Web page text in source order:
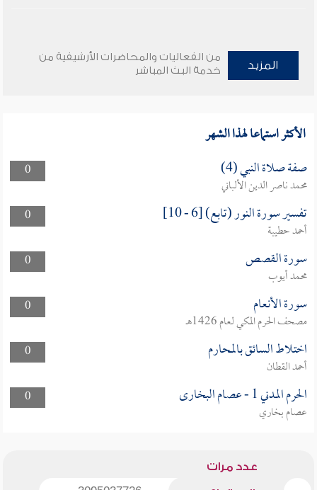
المزيد
من الفعاليات والمحاضرات الأرشيفية من
خدمة البث المباشر
الأكثر استماعا لهذا الشهر
0 صفة صلاة النبي (4)
محمد ناصر الدين الألباني
0
تفسير سورة النور (تابع) [6 - 10]
أحمد حطيبة
0
سورة القصص
محمد أيوب
0
سورة الأنعام
مصحف الحرم المكي لعام 1426هـ
0
اختلاط السائق بالمحارم
أحمد القطان
0
الحرم المدني 1 - عصام البخارى
عصام بخاري
عدد مرات